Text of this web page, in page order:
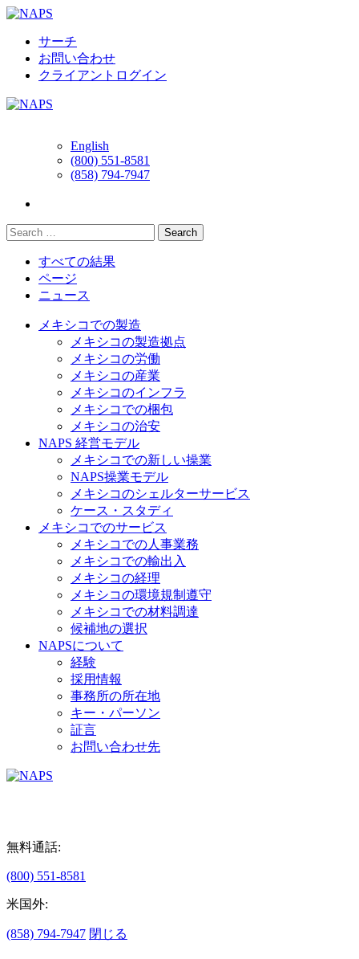
Skip
contentサーチ
お問い合わせ
クライアントログイン
English
(800) 551-8581
(858) 794-7947
すべての結果
ページ
ニュース
メキシコでの製造
メキシコの製造拠点
メキシコの労働
メキシコの産業
メキシコのインフラ
メキシコでの梱包
メキシコの治安​
NAPS 経営モデル
メキシコでの新しい操業
NAPS操業モデル
メキシコのシェルターサービス
ケース・スタディ
メキシコでのサービス
メキシコでの人事業務
メキシコでの輸出入
メキシコの経理
メキシコの環境規制遵守
メキシコでの材料調達
候補地の選択
NAPSについて
経験
採用情報
事務所の所在地
キー・パーソン
証言
お問い合わせ先
無料通話:
(800) 551-8581
米国外:
(858) 794-7947 閉じる